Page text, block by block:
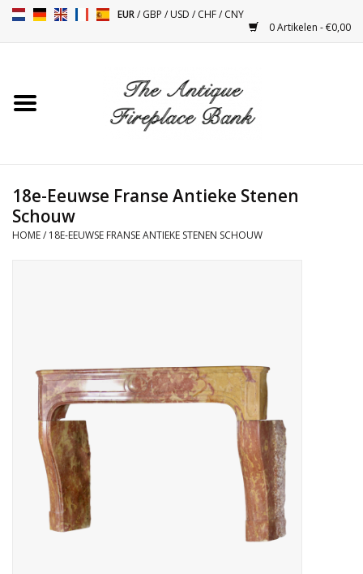
EUR/GBP /USD /CHF/CNY
0 Artikelen - €0,00
Toebehoren
Kacheltjes
Decoratieve Outdoor
Objecten
Vloeren - Steen, Terra Cotta
& Marmer
18e-Eeuwse Franse Antieke Stenen
Schouw
HOME/ 18E-EEUWSE FRANSE ANTIEKE STENEN SCHOUW